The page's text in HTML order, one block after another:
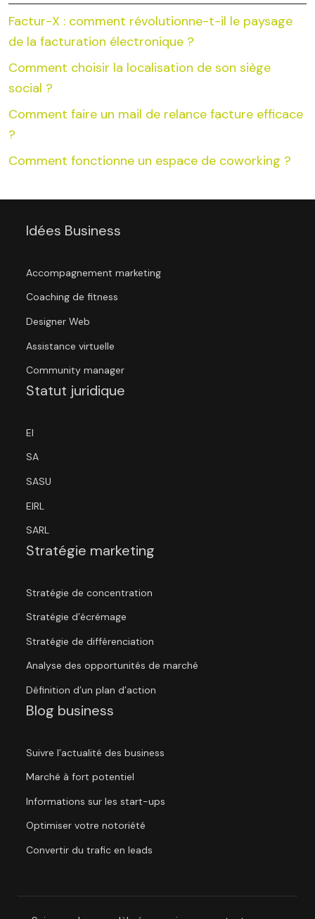
Factur-X : comment révolutionne-t-il le paysage
de la facturation électronique ?
Comment choisir la localisation de son siège
social ?
Comment faire un mail de relance facture efficace
?
Comment fonctionne un espace de coworking ?
Idées Business
Accompagnement marketing
Coaching de fitness
Designer Web
Assistance virtuelle
Community manager
Statut juridique
EI
SA
SASU
EIRL
SARL
Stratégie marketing
Stratégie de concentration
Stratégie d’écrémage
Stratégie de différenciation
Analyse des opportunités de marché
Définition d’un plan d’action
Blog business
Suivre l’actualité des business
Marché à fort potentiel
Informations sur les start-ups
Optimiser votre notoriété
Convertir du trafic en leads